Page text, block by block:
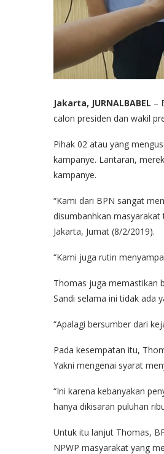
Jakarta, JURNALBABEL –
calon presiden dan wakil
Pihak 02 atau yang
kampanye. Lantaran,
kampanye.
“Kami dari BPN sangat
disumbanhkan
Jakarta, Jumat (8/2/2019).
“Kami juga rutin
Thomas juga memastikan
Sandi selama ini tidak ada
“Apalagi bersumber dari
Pada kesempatan itu,
Yakni mengenai syarat
“Ini karena kebanyakan
hanya dikisaran puluhan
Untuk itu lanjut Thomas,
NPWP masyarakat yang